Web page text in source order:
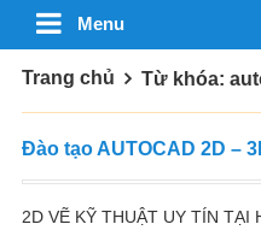
Menu
Trang chủ Từ khóa:
Đào tạo AUTOCAD 2D –
2D VẼ KỸ THUẬT UY TÍN